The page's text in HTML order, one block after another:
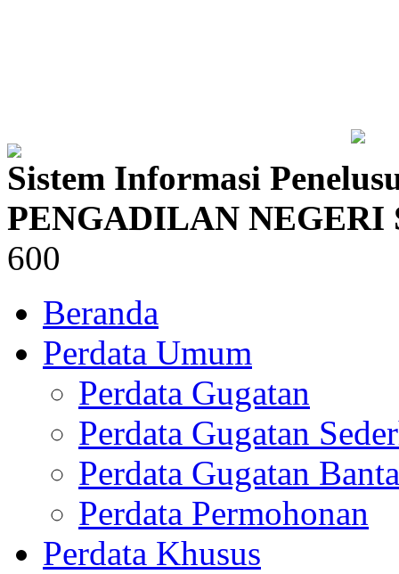
Sistem Informasi
PENGADILAN NEGERI
600
Beranda
Perdata Umum
Perdata Gugatan
Perdata Gugatan
Perdata Gugatan
Perdata Permohonan
Perdata Khusus